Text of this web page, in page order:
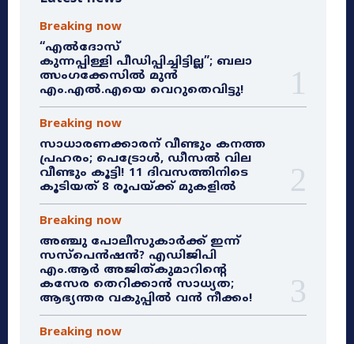
Breaking now
“എൽദോസ്
കുന്നപ്പിള്ളി പീഡിപ്പിച്ചിട്ടില്ല”; ബലാ
ത്സംഗക്കേസിൽ മുൻ
എം.എൽ.എയെ വെറുതെവിട്ടു!
Breaking now
സാധാരണക്കാരന് വീണ്ടും കനത്ത
പ്രഹരം; പെട്രോൾ, ഡീസൽ വില
വീണ്ടും കൂട്ടി! 11 ദിവസത്തിനിടെ
കൂടിയത് 8 രൂപയ്ക്ക് മുകളിൽ
Breaking now
അഞ്ചു പോലീസുകാർക്ക് ഇന്ന്
സസ്‌പെൻഷൻ? എഡിജിപി
എം.ആർ അജിത്കുമാറിൻ്റെ
കസേര തെറിക്കാൻ സാധ്യത;
ആഭ്യന്തര വകുപ്പിൽ വൻ നീക്കം!
Breaking now